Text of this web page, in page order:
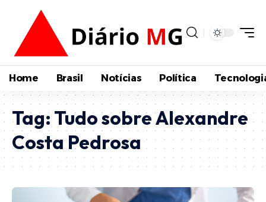
Home Brasil Notícias Política
Tag: Tudo sobre Alexandre
Costa Pedrosa